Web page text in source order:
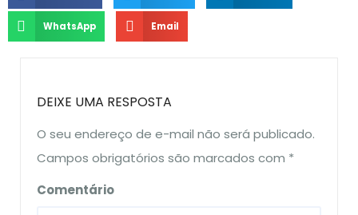
WhatsApp Email
DEIXE UMA RESPOSTA
O seu endereço de e-mail não será publicado.
Campos obrigatórios são marcados com *
Comentário